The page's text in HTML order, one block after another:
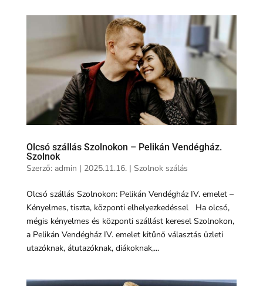
Olcsó szállás Szolnokon – Pelikán Vendégház.
Szolnok
Szerző: admin | 2025.11.16.| Szolnok szálás
Olcsó szállás Szolnokon: Pelikán Vendégház IV. emelet –
Kényelmes, tiszta, központi elhelyezkedéssel Ha olcsó,
mégis kényelmes és központi szállást keresel Szolnokon,
a Pelikán Vendégház IV. emelet kitűnő választás üzleti
utazóknak, átutazóknak, diákoknak,...